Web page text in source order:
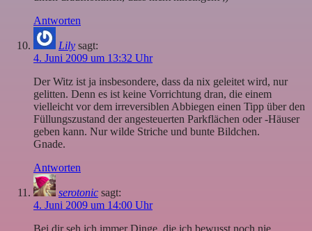
Antworten
Lily sagt:
4. Juni 2009 um 13:32 Uhr
Der Witz ist ja insbesondere, dass da nix geleitet wird, nur
gelitten. Denn es ist keine Vorrichtung dran, die einem
vielleicht vor dem irreversiblen Abbiegen einen Tipp über den
Füllungszustand der angesteuerten Parkflächen oder -Häuser
geben kann. Nur wilde Striche und bunte Bildchen.
Gnade.
Antworten
serotonic sagt:
4. Juni 2009 um 14:00 Uhr
Bei dir seh ich immer Dinge, die ich bewusst noch nie